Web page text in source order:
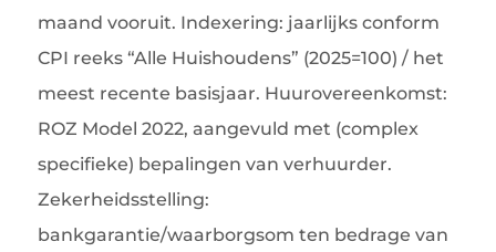
maand vooruit. Indexering: jaarlijks conform
CPI reeks “Alle Huishoudens” (2025=100) / het
meest recente basisjaar. Huurovereenkomst:
ROZ Model 2022, aangevuld met (complex
specifieke) bepalingen van verhuurder.
Zekerheidsstelling:
bankgarantie/waarborgsom ten bedrage van